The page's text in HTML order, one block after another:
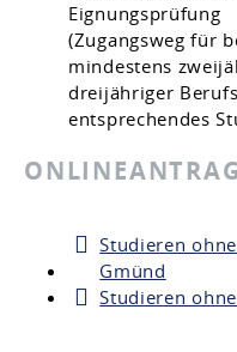
Eignungsprüfung
(Zugangsweg für
mindestens
dreijähriger
entsprechendes
Studieren
Gmünd
Studieren